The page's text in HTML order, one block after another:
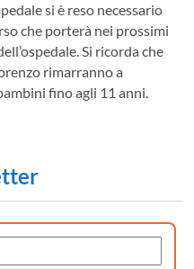
si è reso necessario
che porterà nei prossimi
Si ricorda che
rimarranno a
fino agli 11 anni.